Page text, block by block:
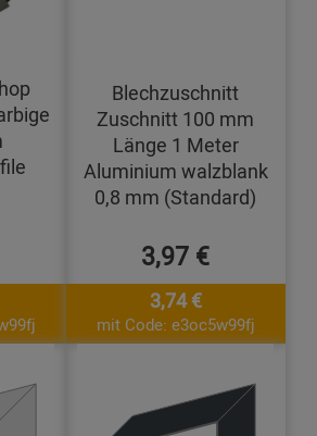
Blechzuschnitt
Zuschnitt 100 mm
Länge 1 Meter
Aluminium walzblank
0,8 mm (Standard)
3,97 €
3,74 €
mit Code: e3oc5w99fj